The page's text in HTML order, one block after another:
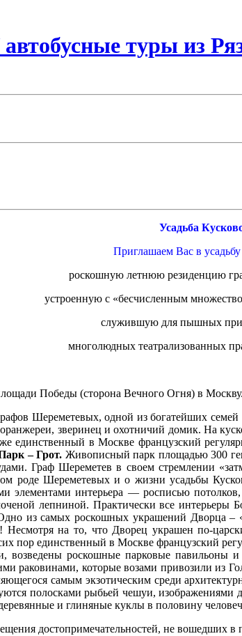
туры из
Усадьба
Приглашаем Вас в
роскошную летнюю резиденцию
устроенную с «бесчисленным
служившую для пышных
многолюдных театрализованных
Победы (сторона Вечного Огня) в Москву.
Шереметевых, одной из богатейших семей
зверинец и охотничий домик. На
единственный в Москве французский
– Грот. Живописный парк площадью 300
Граф Шереметев в своем стремлении
роде Шереметевых и о жизни усадьбы
интерьера — росписью
лепниной. Практически все
из самых роскошных украшений Дворца –
на то, что Дворец украшен по-
пор единственный в Москве французский
возведены роскошные парковые
раковинами, которые возами привозили из
самым экзотическим среди
полосками рыбьей чешуи,
и глиняные куклы в половину
достопримечательностей, не вошедших в